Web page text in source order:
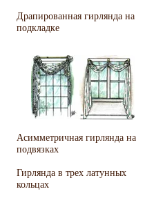
Драпированная гирлянда на
подкладке
Асимметричная гирлянда на
подвязках
Гирлянда в трех латунных
кольцах